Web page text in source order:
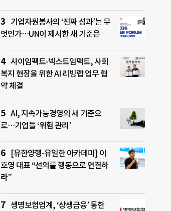
기업자원봉사의 ‘진짜 성과’는 무
엇인가…UN이 제시한 새 기준은
사이임팩트-넥스트임팩트, 사회
복지 현장을 위한 AI 리빙랩 업무 협
약 체결
AI, 지속가능경영의 새 기준으
로…기업들 ‘위험 관리’
[유한양행-유일한 아카데미] 이
호영 대표 “선의를 행동으로 연결하
라”
생명보험업계, ‘상생금융’ 통한